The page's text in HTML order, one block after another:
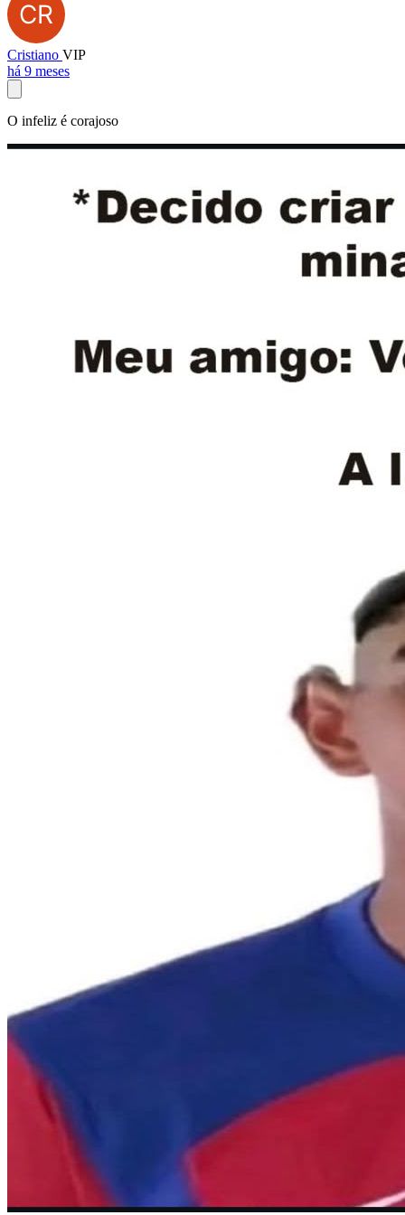
Cristiano VIP
há 9 meses
O infeliz é corajoso